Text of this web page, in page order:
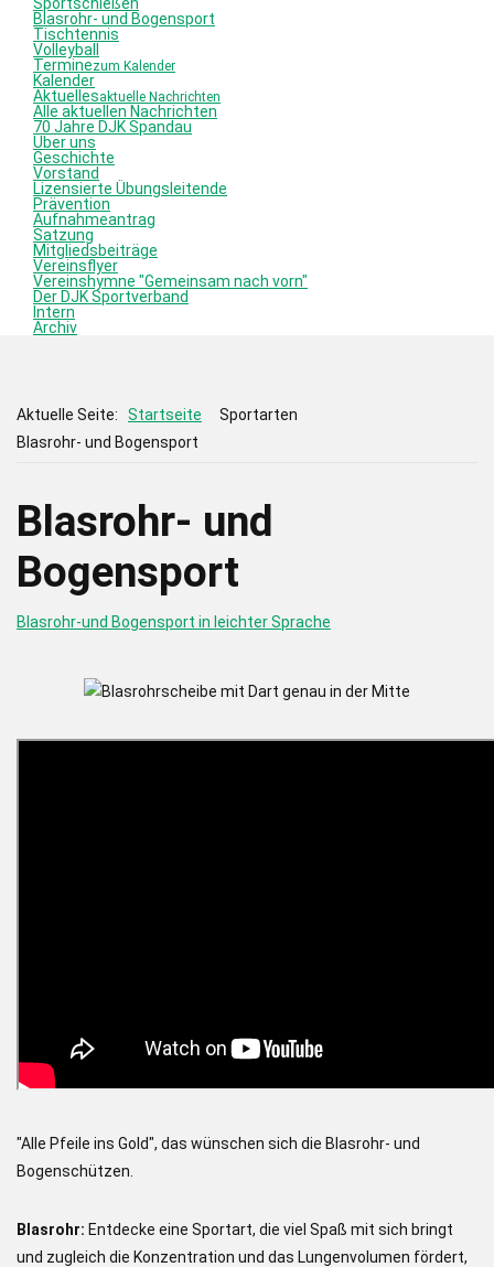
Blasrohr- und Bogensport
Tischtennis
Volleyball
Terminezum Kalender
Kalender
Aktuellesaktuelle Nachrichten
Alle aktuellen Nachrichten
70 Jahre DJK Spandau
Über uns
Geschichte
Vorstand
Lizensierte Übungsleitende
Prävention
Aufnahmeantrag
Satzung
Mitgliedsbeiträge
Vereinsflyer
Vereinshymne "Gemeinsam nach vorn"
Der DJK Sportverband
Intern
Archiv
Aktuelle Seite: Startseite
Sportarten
Blasrohr- und Bogensport
Blasrohr- und
Bogensport
Blasrohr-und Bogensport in leichter Sprache
"Alle Pfeile ins Gold", das wünschen sich die Blasrohr- und
Bogenschützen.
Blasrohr: Entdecke eine Sportart, die viel Spaß mit sich bringt
und zugleich die Konzentration und das Lungenvolumen fördert,